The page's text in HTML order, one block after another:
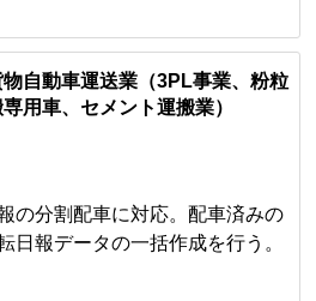
物自動車運送業（3PL事業、粉粒
用車、セメント運搬業）
の分割配車に対応。配車済みの
日報データの一括作成を行う。